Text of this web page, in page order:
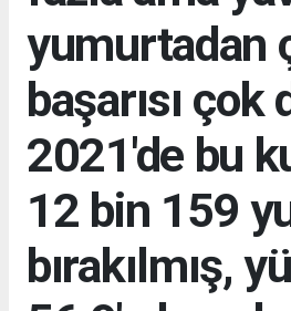
yumurtadan
başarısı çok
2021'de bu
12 bin 159
bırakılmış,